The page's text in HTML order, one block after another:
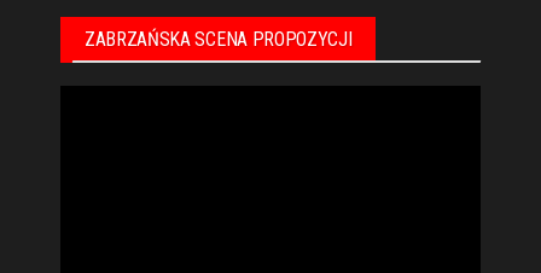
ZABRZAŃSKA SCENA PROPOZYCJI